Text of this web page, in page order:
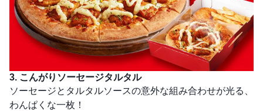
3. こんがりソーセージタルタル
ソーセージとタルタルソースの意外な組み合わせが光る、
わんぱくな一枚！